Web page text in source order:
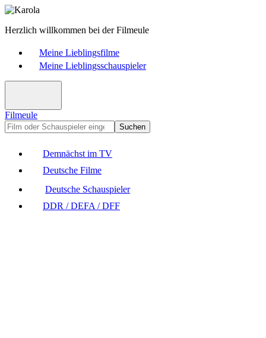
Herzlich willkommen bei der Filmeule
Meine Lieblingsfilme
Meine Lieblingsschauspieler
Filmeule
Suchen
Demnächst im TV
Deutsche Filme
Deutsche Schauspieler
DDR / DEFA / DFF